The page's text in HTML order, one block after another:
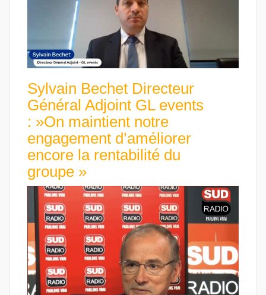
Sylvain Bechet Directeur
Général Adjoint GL events
: »On maintient notre
engagement d’améliorer
encore la rentabilité du
groupe »